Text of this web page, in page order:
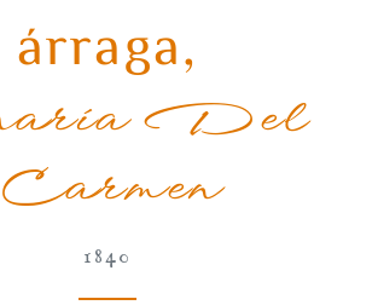
árraga,
Del
Carmen
1840